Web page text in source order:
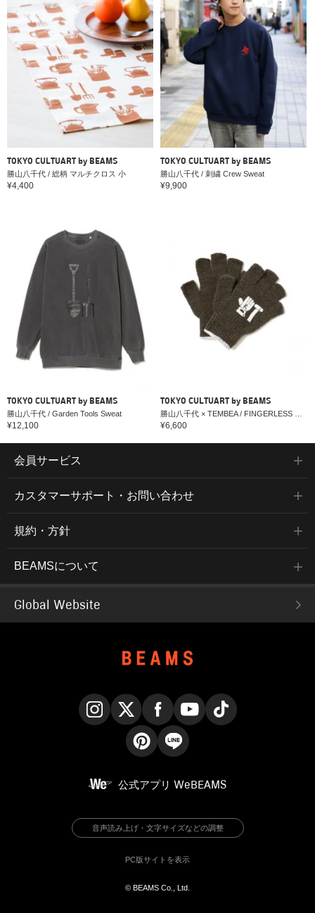
TOKYO CULTUART by BEAMS
勝山八千代 / 総柄 マルチクロス 小
¥4,400
TOKYO CULTUART by BEAMS
勝山八千代 / 刺繍 Crew Sweat
¥9,900
TOKYO CULTUART by BEAMS
勝山八千代 / Garden Tools Sweat
¥12,100
TOKYO CULTUART by BEAMS
¥6,600
会員サービス
カスタマーサポート・お問い合わせ
規約・方針
BEAMSについて
Global Website
公式アプリ WeBEAMS
音声読み上げ・文字サイズなどの調整
PC版サイトを表示
© BEAMS Co., Ltd.